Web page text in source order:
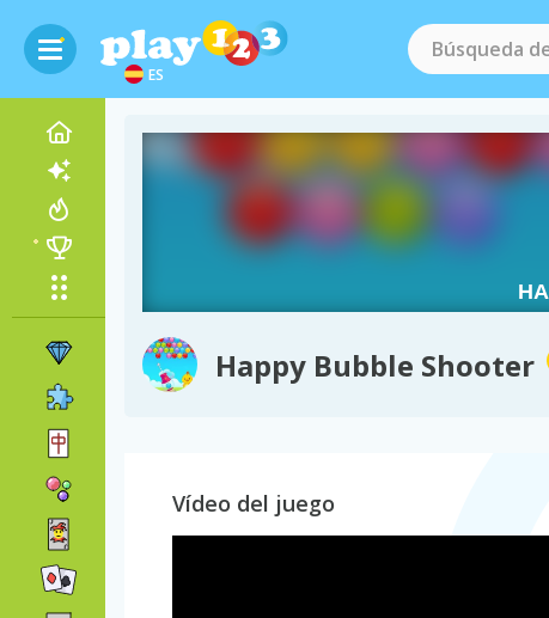
ES
Happy Bubble Shooter
Vídeo del juego